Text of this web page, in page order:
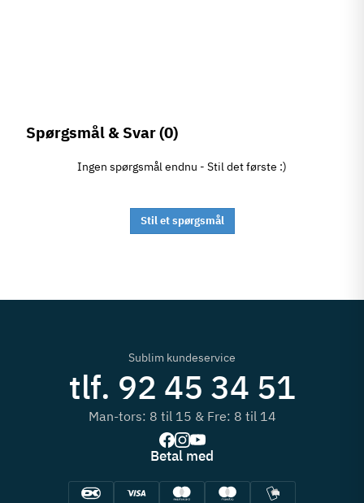
Spørgsmål & Svar(0)
Ingen spørgsmål endnu - Stil det første :)
Stil et spørgsmål
Sublim kundeservice
tlf. 92 45 34 51
Man-tors: 8 til 15 & Fre: 8 til 14
Betal med